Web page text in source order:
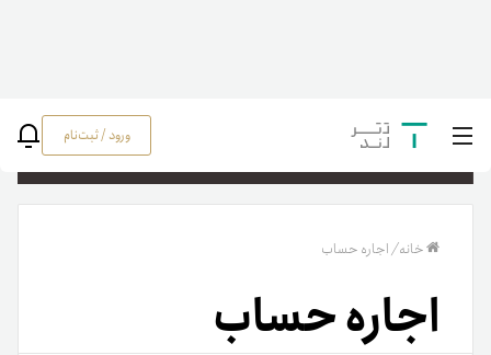
ورود / ثبت‌نام
خانه/اجاره حساب
اجاره حساب